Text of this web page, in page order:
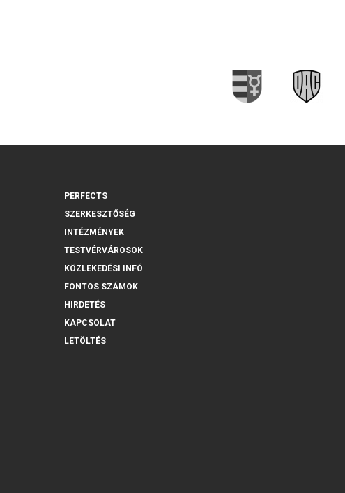
PERFECTS
SZERKESZTŐSÉG
INTÉZMÉNYEK
TESTVÉRVÁROSOK
KÖZLEKEDÉSI INFÓ
FONTOS SZÁMOK
HIRDETÉS
KAPCSOLAT
LETÖLTÉS